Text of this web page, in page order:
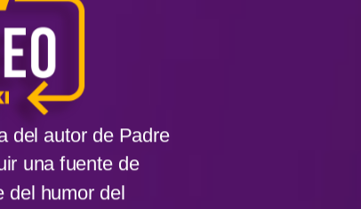
del autor de Padre
una fuente de
del humor del